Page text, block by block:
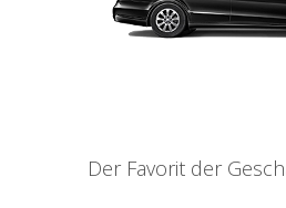
Der Favorit der